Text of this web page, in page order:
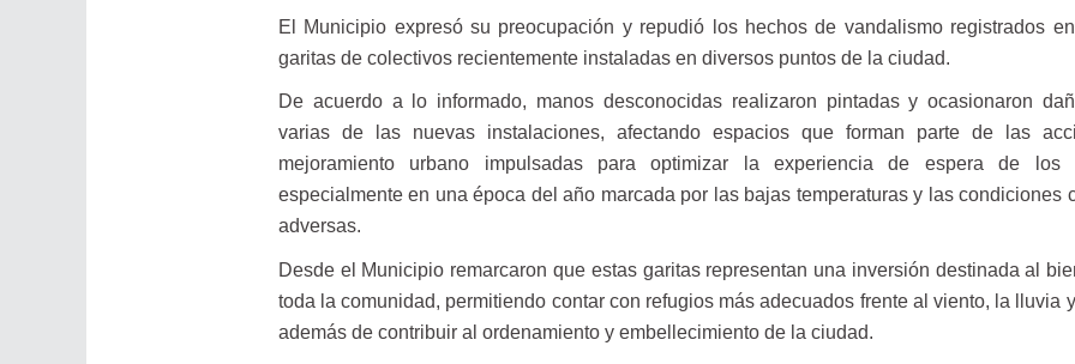
El Municipio expresó su preocupación y repudió los hechos de vandalismo registrados
garitas de colectivos recientemente instaladas en diversos puntos de la ciudad.
De acuerdo a lo informado, manos desconocidas realizaron pintadas y ocasionaron
varias de las nuevas instalaciones, afectando espacios que forman parte de las
mejoramiento urbano impulsadas para optimizar la experiencia de espera de los
especialmente en una época del año marcada por las bajas temperaturas y las condiciones
adversas.
Desde el Municipio remarcaron que estas garitas representan una inversión destinada al
toda la comunidad, permitiendo contar con refugios más adecuados frente al viento, la lluvia
además de contribuir al ordenamiento y embellecimiento de la ciudad.